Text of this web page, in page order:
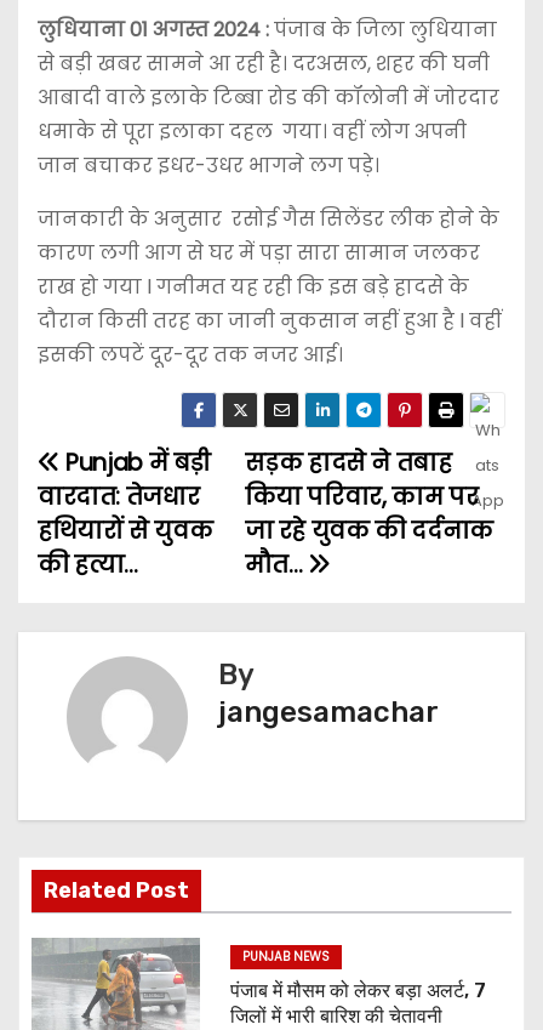
लुधियाना 01 अगस्त 2024 :पंजाब के जिला लुधियाना
से बड़ी खबर सामने आ रही है। दरअसल, शहर की घनी
आबादी वाले इलाके टिब्बा रोड की कॉलोनी में जोरदार
धमाके से पूरा इलाका दहल गया। वहीं लोग अपनी
जान बचाकर इधर-उधर भागने लग पड़े।
जानकारी के अनुसार रसोई गैस सिलेंडर लीक होने के
कारण लगी आग से घर में पड़ा सारा सामान जलकर
राख हो गया l गनीमत यह रही कि इस बड़े हादसे के
दौरान किसी तरह का जानी नुकसान नहीं हुआ है l वहीं
इसकी लपटें दूर-दूर तक नजर आई।
सड़क हादसे ने तबाह
किया परिवार, काम पर
जा रहे युवक की दर्दनाक
मौत…
Punjab में बड़ी
वारदात: तेजधार
हथियारों से युवक
की हत्या…
By
jangesamachar
Related Post
PUNJAB NEWS
पंजाब में मौसम को लेकर बड़ा अलर्ट, 7
जिलों में भारी बारिश की चेतावनी